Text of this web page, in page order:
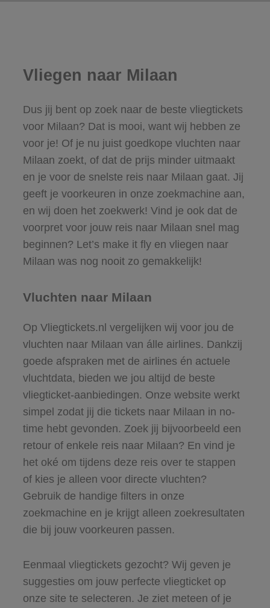
Vliegen naar Milaan
Dus jij bent op zoek naar de beste vliegtickets
voor Milaan? Dat is mooi, want wij hebben ze
voor je! Of je nu juist goedkope vluchten naar
Milaan zoekt, of dat de prijs minder uitmaakt
en je voor de snelste reis naar Milaan gaat. Jij
geeft je voorkeuren in onze zoekmachine aan,
en wij doen het zoekwerk! Vind je ook dat de
voorpret voor jouw reis naar Milaan snel mag
beginnen? Let’s make it fly en vliegen naar
Milaan was nog nooit zo gemakkelijk!
Vluchten naar Milaan
Op Vliegtickets.nl vergelijken wij voor jou de
vluchten naar Milaan van álle airlines. Dankzij
goede afspraken met de airlines én actuele
vluchtdata, bieden we jou altijd de beste
vliegticket-aanbiedingen. Onze website werkt
simpel zodat jij die tickets naar Milaan in no-
time hebt gevonden. Zoek jij bijvoorbeeld een
retour of enkele reis naar Milaan? En vind je
het oké om tijdens deze reis over te stappen
of kies je alleen voor directe vluchten?
Gebruik de handige filters in onze
zoekmachine en je krijgt alleen zoekresultaten
die bij jouw voorkeuren passen.
Eenmaal vliegtickets gezocht? Wij geven je
suggesties om jouw perfecte vliegticket op
onze site te selecteren. Je ziet meteen of je